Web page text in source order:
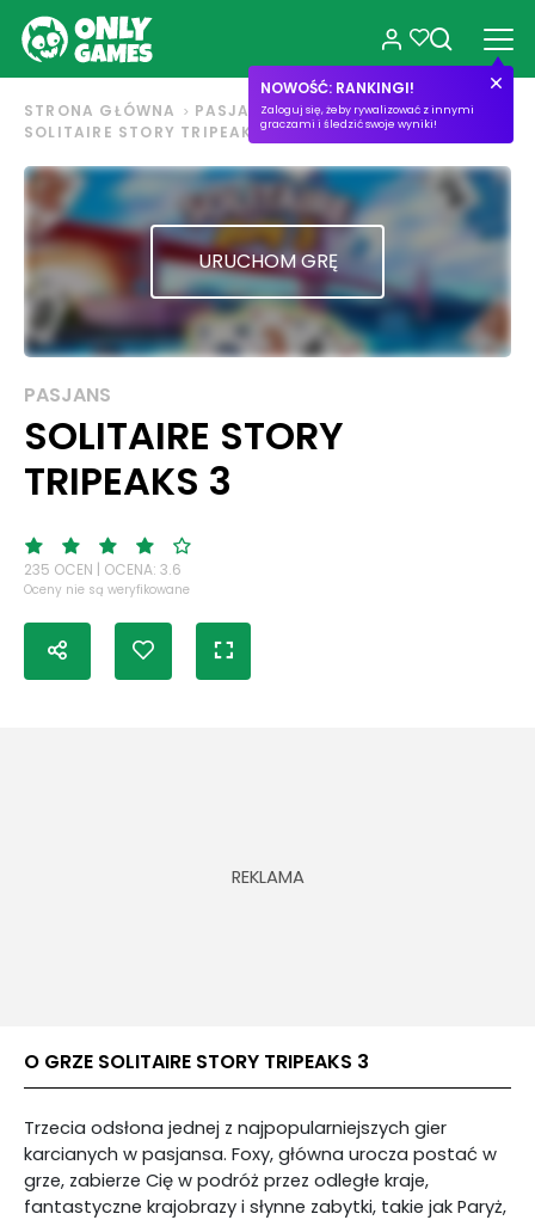
NOWOŚĆ: RANKINGI!
Zaloguj się, żeby rywalizować z innymi
graczami i śledzić swoje wyniki!
STRONA GŁÓWNA
PASJANS
SOLITAIRE STORY TRIPEAKS 3
URUCHOM GRĘ
PASJANS
SOLITAIRE STORY
TRIPEAKS 3
235 OCEN | OCENA: 3.6
Oceny nie są weryfikowane
O GRZE SOLITAIRE STORY TRIPEAKS 3
Trzecia odsłona jednej z najpopularniejszych gier
karcianych w pasjansa. Foxy, główna urocza postać w
grze, zabierze Cię w podróż przez odległe kraje,
fantastyczne krajobrazy i słynne zabytki, takie jak Paryż,